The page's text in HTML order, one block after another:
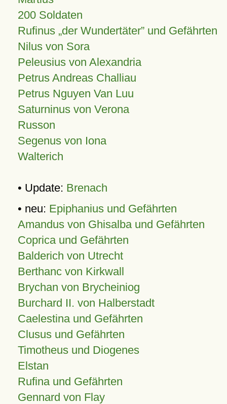
200 Soldaten
Rufinus „der Wundertäter” und Gefährten
Nilus von Sora
Peleusius von Alexandria
Petrus Andreas Challiau
Petrus Nguyen Van Luu
Saturninus von Verona
Russon
Segenus von Iona
Walterich
• Update: Brenach
• neu: Epiphanius und Gefährten
Amandus von Ghisalba und Gefährten
Coprica und Gefährten
Balderich von Utrecht
Berthanc von Kirkwall
Brychan von Brycheiniog
Burchard II. von Halberstadt
Caelestina und Gefährten
Clusus und Gefährten
Timotheus und Diogenes
Elstan
Rufina und Gefährten
Gennard von Flay